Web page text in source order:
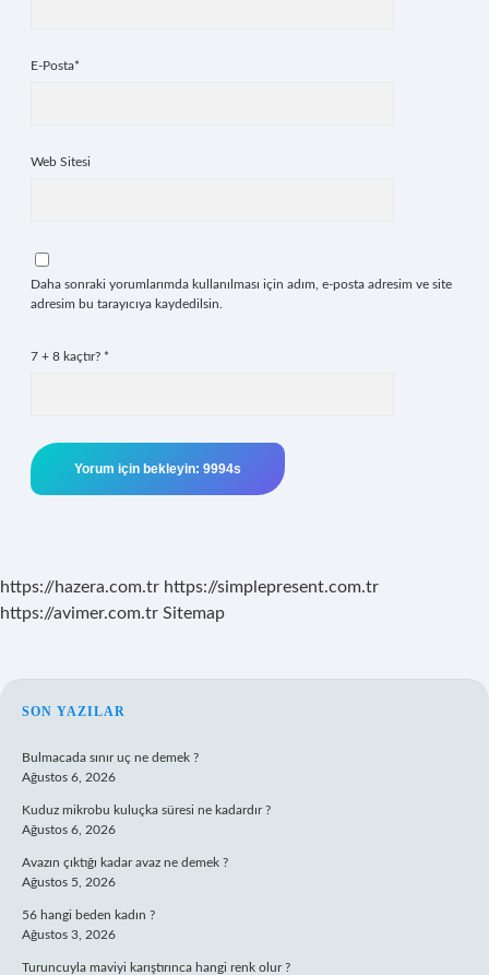
E-Posta*
Web Sitesi
Daha sonraki yorumlarımda kullanılması için adım, e-posta adresim ve site
adresim bu tarayıcıya kaydedilsin.
7 + 8 kaçtır? *
https://hazera.com.tr https://simplepresent.com.tr
https://avimer.com.tr Sitemap
SIDEBAR
SON YAZILAR
Bulmacada sınır uç ne demek ?
Ağustos 6, 2026
Kuduz mikrobu kuluçka süresi ne kadardır ?
Ağustos 6, 2026
Avazın çıktığı kadar avaz ne demek ?
Ağustos 5, 2026
56 hangi beden kadın ?
Ağustos 3, 2026
Turuncuyla maviyi karıştırınca hangi renk olur ?